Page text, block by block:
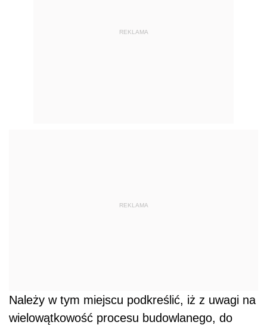
REKLAMA
REKLAMA
Należy w tym miejscu podkreślić, iż z uwagi na
wielowątkowość procesu budowlanego, do